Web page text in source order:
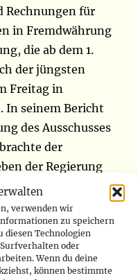
verwenden wir
zu speichern
diesen Technologien
oder
Wenn du deine
können bestimmte
Rechnungen für
in Fremdwährung
die ab dem 1.
der jüngsten
Freitag in
In seinem Bericht
des Ausschusses
der
der Regierung
des
zu wahren“,
des
erreichen,
für eine